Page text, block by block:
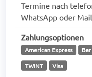
Termine nach
WhatsApp oder Mail
Zahlungsoptionen
American Express Bar
TWINT Visa